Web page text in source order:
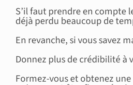
S’il faut prendre en compte
déjà perdu beaucoup de
En revanche, si vous savez
Donnez plus de crédibilité à
Formez-vous et obtenez